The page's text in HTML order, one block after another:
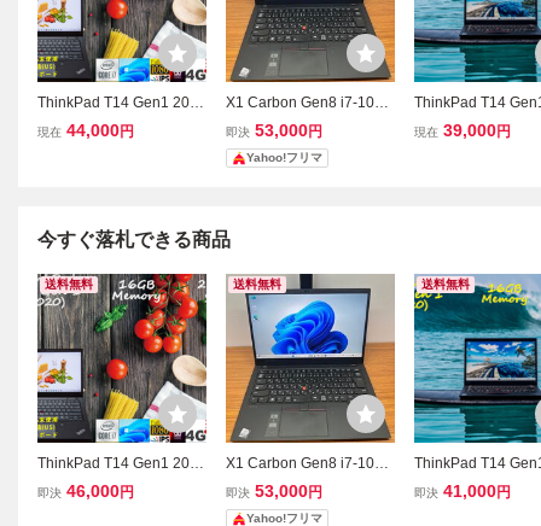
ThinkPad T14 Gen1 2020
i7-10510U 16GB,256GB
現在 44,000円
X1 Carbon Gen8 i7-1051
0U 16GB 256GB タッチ
即決 53,000円
Yahoo!フリマ
ThinkPad T14
i5-10310U 16GB,
現在 39,000円
今すぐ落札できる商品
送料無料
ThinkPad T14 Gen1 2020
i7-10510U 16GB,256GB
即決 46,000円
送料無料
X1 Carbon Gen8 i7-1051
0U 16GB 256GB タッチ
即決 53,000円
Yahoo!フリマ
送料無料
ThinkPad T14
i5-10310U 16GB,
即決 41,000円